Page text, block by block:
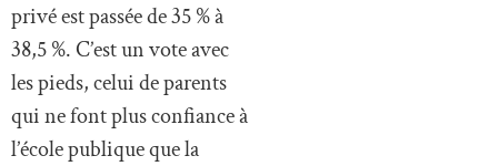
privé est passée de 35 % à
38,5 %. C’est un vote avec
les pieds, celui de parents
qui ne font plus confiance à
l’école publique que la